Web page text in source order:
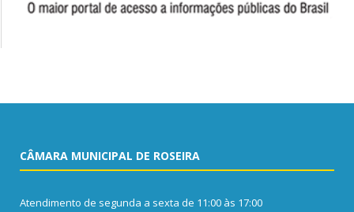
CÂMARA MUNICIPAL DE ROSEIRA
Atendimento de segunda a sexta de 11:00 às 17:00